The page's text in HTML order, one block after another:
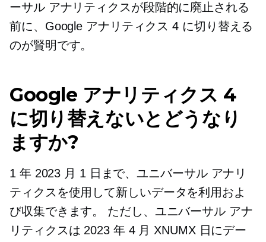
ーサル アナリティクスが段階的に廃止される
前に、Google アナリティクス 4 に切り替える
のが賢明です。
Google アナリティクス 4
に切り替えないとどうなり
ますか?
1 年 2023 月 1 日まで、ユニバーサル アナリ
ティクスを使用して新しいデータを利用およ
び収集できます。 ただし、ユニバーサル アナ
リティクスは 2023 年 4 月 XNUMX 日にデー